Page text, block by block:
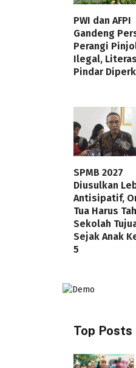
PWI dan AFPI
Gandeng
Perangi
Ilegal,
Pindar
SPMB 2027
Diusulkan
Antisipatif,
Tua Harus
Sekolah
Sejak Anak
5
Top Posts